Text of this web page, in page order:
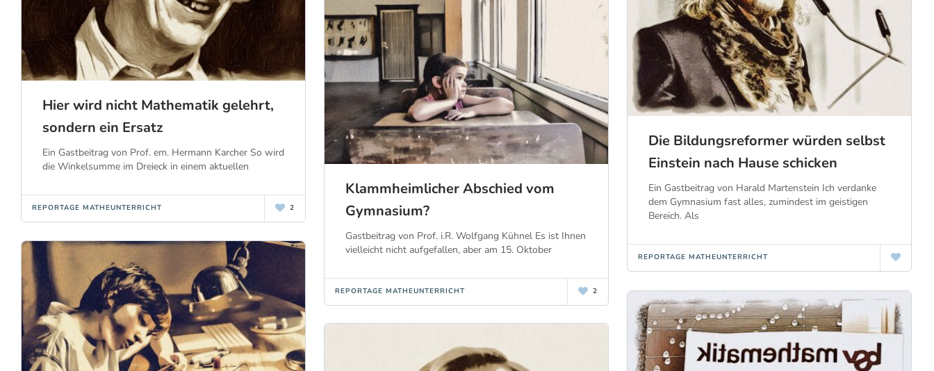
Hier wird nicht Mathematik gelehrt,
sondern ein Ersatz
Ein Gastbeitrag von Prof. em. Hermann Karcher So wird
die Winkelsumme im Dreieck in einem aktuellen
REPORTAGE MATHEUNTERRICHT 2
Die Bildungsreformer würden selbst
Einstein nach Hause schicken
Ein Gastbeitrag von Harald Martenstein Ich verdanke
dem Gymnasium fast alles, zumindest im geistigen
Bereich. Als
REPORTAGE MATHEUNTERRICHT
Klammheimlicher Abschied vom
Gymnasium?
Gastbeitrag von Prof. i.R. Wolfgang Kühnel Es ist Ihnen
vielleicht nicht aufgefallen, aber am 15. Oktober
REPORTAGE MATHEUNTERRICHT 2